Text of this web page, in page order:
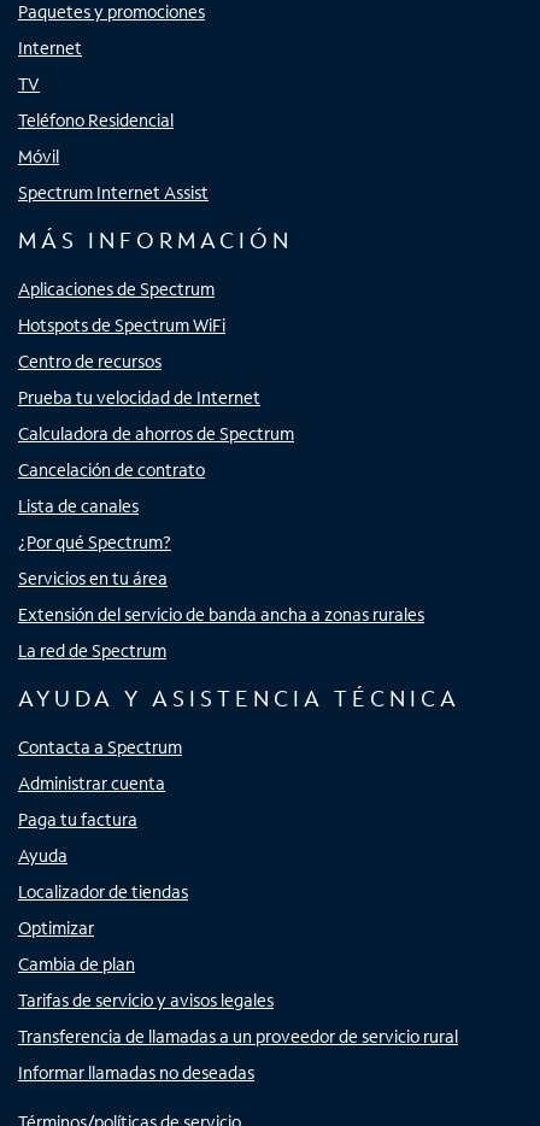
Paquetes y promociones
Internet
TV
Teléfono Residencial
Móvil
Spectrum Internet Assist
MÁS INFORMACIÓN
Aplicaciones de Spectrum
Hotspots de Spectrum WiFi
Centro de recursos
Prueba tu velocidad de Internet
Calculadora de ahorros de Spectrum
Cancelación de contrato
Lista de canales
¿Por qué Spectrum?
Servicios en tu área
Extensión del servicio de banda ancha a zonas rurales
La red de Spectrum
AYUDA Y ASISTENCIA TÉCNICA
Contacta a Spectrum
Administrar cuenta
Paga tu factura
Ayuda
Localizador de tiendas
Optimizar
Cambia de plan
Tarifas de servicio y avisos legales
Transferencia de llamadas a un proveedor de servicio rural
Informar llamadas no deseadas